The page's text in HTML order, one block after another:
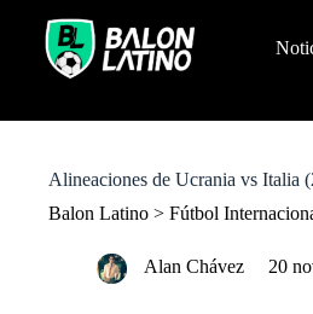
o
Alineaciones de Ucrania vs Italia
Balon Latino > Fútbol
Alan Chávez 20